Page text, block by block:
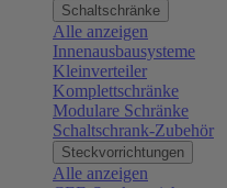
Schaltschränke
Alle anzeigen
Innenausbausysteme
Kleinverteiler
Komplettschränke
Modulare Schränke
Schaltschrank-Zubehör
Steckvorrichtungen
Alle anzeigen